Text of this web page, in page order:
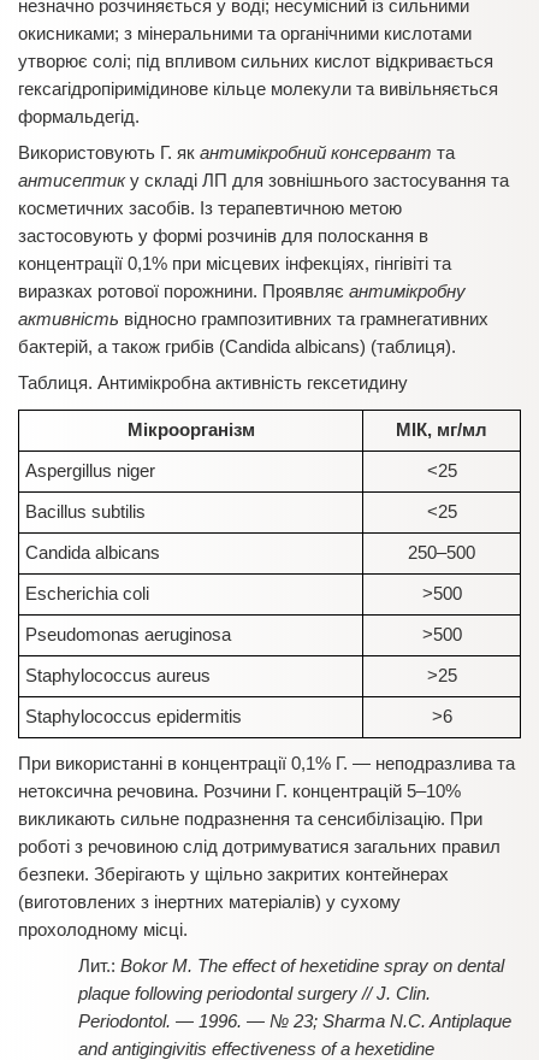
незначно розчиняється у воді; несумісний із сильними
окисниками; з мінеральними та органічними кислотами
утворює солі; під впливом сильних кислот відкривається
гексагідропіримідинове кільце молекули та вивільняється
формальдегід.
Використовують Г. як антимікробний консервант та
антисептику складі ЛП для зовнішнього застосування та
косметичних засобів. Із терапевтичною метою
застосовують у формі розчинів для полоскання в
концентрації 0,1% при місцевих інфекціях, гінгівіті та
виразках ротової порожнини. Проявляє антимікробну
активність відносно грампозитивних та грамнегативних
бактерій, а також грибів (Candida albicans) (таблиця).
Таблиця. Антимікробна активність гексетидину
Мікроорганізм МІК, мг/мл
Aspergillus niger <25
Bacillus subtilis <25
Candida albicans 250–500
Escherichia coli >500
Pseudomonas aeruginosa >500
Staphylococcus aureus >25
Staphylococcus epidermitis >6
При використанні в концентрації 0,1% Г. — неподразлива та
нетоксична речовина. Розчини Г. концентрацій 5–10%
викликають сильне подразнення та сенсибілізацію. При
роботі з речовиною слід дотримуватися загальних правил
безпеки. Зберігають у щільно закритих контейнерах
(виготовлених з інертних матеріалів) у сухому
прохолодному місці.
Bokor M. The effect of hexetidine spray on dental
plaque following periodontal surgery // J. Clin.
Periodontol. — 1996. — № 23; Sharma N.C. Antiplaque
and antigingivitis effectiveness of a hexetidine